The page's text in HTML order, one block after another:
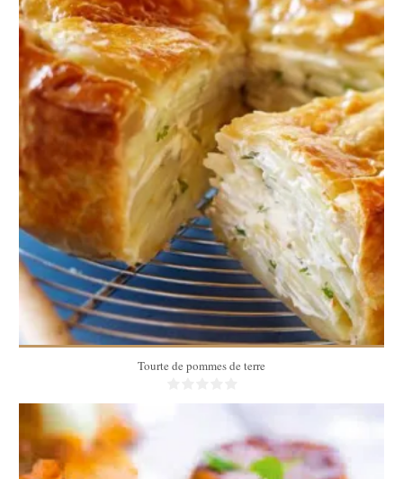
6
6
60 Min
Tourte de pommes de terre